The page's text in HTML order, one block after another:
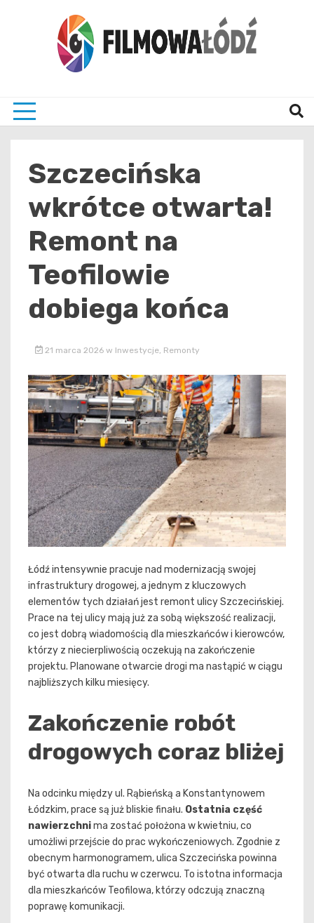
Szczecińska
wkrótce otwarta!
Remont na
Teofilowie
dobiega końca
21 marca 2026 w Inwestycje, Remonty
Łódź intensywnie pracuje nad modernizacją swojej
infrastruktury drogowej, a jednym z kluczowych
elementów tych działań jest remont ulicy Szczecińskiej.
Prace na tej ulicy mają już za sobą większość realizacji,
co jest dobrą wiadomością dla mieszkańców i kierowców,
którzy z niecierpliwością oczekują na zakończenie
projektu. Planowane otwarcie drogi ma nastąpić w ciągu
najbliższych kilku miesięcy.
Zakończenie robót
drogowych coraz bliżej
Na odcinku między ul. Rąbieńską a Konstantynowem
Łódzkim, prace są już bliskie finału. Ostatnia część
nawierzchnima zostać położona w kwietniu, co
umożliwi przejście do prac wykończeniowych. Zgodnie z
obecnym harmonogramem, ulica Szczecińska powinna
być otwarta dla ruchu w czerwcu. To istotna informacja
dla mieszkańców Teofilowa, którzy odczują znaczną
poprawę komunikacji.